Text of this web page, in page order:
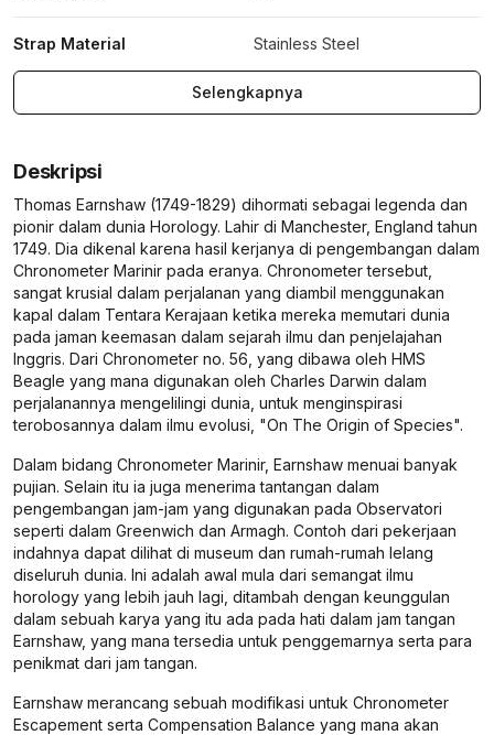
Strap Material Stainless Steel
Selengkapnya
Deskripsi
Thomas Earnshaw (1749-1829) dihormati sebagai legenda dan
pionir dalam dunia Horology. Lahir di Manchester, England tahun
1749. Dia dikenal karena hasil kerjanya di pengembangan dalam
Chronometer Marinir pada eranya. Chronometer tersebut,
sangat krusial dalam perjalanan yang diambil menggunakan
kapal dalam Tentara Kerajaan ketika mereka memutari dunia
pada jaman keemasan dalam sejarah ilmu dan penjelajahan
Inggris. Dari Chronometer no. 56, yang dibawa oleh HMS
Beagle yang mana digunakan oleh Charles Darwin dalam
perjalanannya mengelilingi dunia, untuk menginspirasi
terobosannya dalam ilmu evolusi, "On The Origin of Species".
Dalam bidang Chronometer Marinir, Earnshaw menuai banyak
pujian. Selain itu ia juga menerima tantangan dalam
pengembangan jam-jam yang digunakan pada Observatori
seperti dalam Greenwich dan Armagh. Contoh dari pekerjaan
indahnya dapat dilihat di museum dan rumah-rumah lelang
diseluruh dunia. Ini adalah awal mula dari semangat ilmu
horology yang lebih jauh lagi, ditambah dengan keunggulan
dalam sebuah karya yang itu ada pada hati dalam jam tangan
Earnshaw, yang mana tersedia untuk penggemarnya serta para
penikmat dari jam tangan.
Earnshaw merancang sebuah modifikasi untuk Chronometer
Escapement serta Compensation Balance yang mana akan